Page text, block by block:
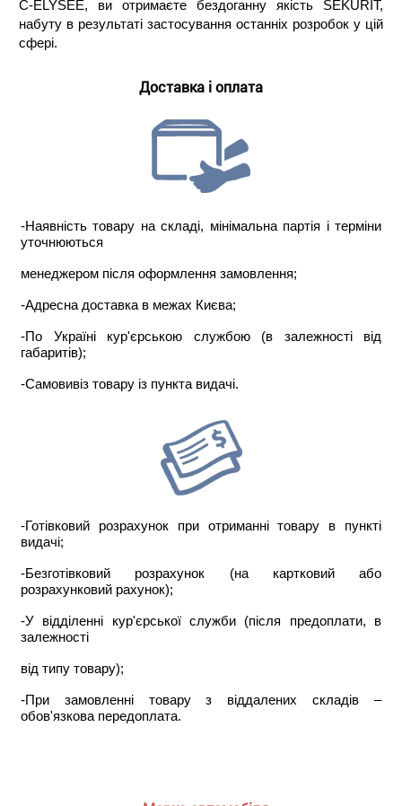
C-ELYSEE, ви отримаєте бездоганну якість SEKURIT,
набуту в результаті застосування останніх розробок у цій
сфері.
Доставка і оплата
-Наявність товару на складі, мінімальна партія і терміни
уточнюються
менеджером після оформлення замовлення;
-Адресна доставка в межах Києва;
-По Україні кур'єрською службою (в залежності від
габаритів);
-Самовивіз товару із пункта видачі.
-Готівковий розрахунок при отриманні товару в пункті
видачі;
-Безготівковий розрахунок (на картковий або
розрахунковий рахунок);
-У відділенні кур'єрської служби (після предоплати, в
залежності
від типу товару);
-При замовленні товару з віддалених складів –
обов'язкова передоплата.